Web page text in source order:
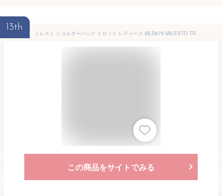
13th
ミレスト ショルダーバッグ トロット レディース MLS879 MILESTO TROT｜ボディバッグ 2WAY 撥水 防水 軽量 ななめ掛け 大容量 シンプル[PO10][防災グッズ][即日発送]
この商品をサイトでみる